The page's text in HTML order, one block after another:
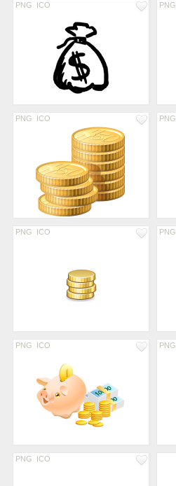
PNG ICO PNG
PNG ICO PNG
PNG ICO PNG
PNG ICO PNG
PNG ICO